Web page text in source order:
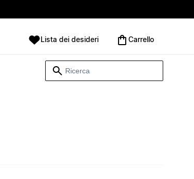
Lista dei desideri Carrello